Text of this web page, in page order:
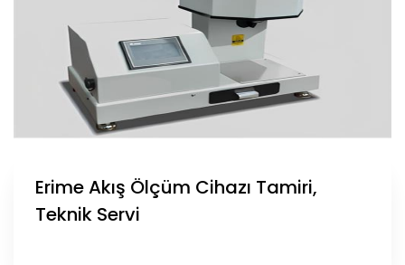
Erime Akış Ölçüm Cihazı Tamiri,
Teknik Servi